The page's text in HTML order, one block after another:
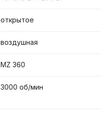
открытое
воздушная
MZ 360
3000 об/мин